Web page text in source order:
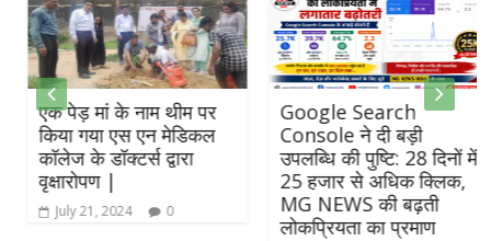
एक पेड़ मां के नाम थीम पर
किया गया एस एन मेडिकल
कॉलेज के डॉक्टर्स द्वारा
वृक्षारोपण |
July 21, 2024 0
Google Search
Console ने दी बड़ी
उपलब्धि की पुष्टि: 28 दिनों में
25 हजार से अधिक क्लिक,
MG NEWS की बढ़ती
लोकप्रियता का प्रमाण